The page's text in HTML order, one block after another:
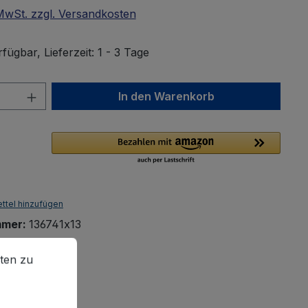
zzgl. Versandkosten
Lieferzeit: 1 - 3 Tage
Anzahl: Gib den gewünschten Wert
In den Warenkorb
hinzufügen
136741x13
kg
zu können.
Mehr Informationen ...
zu